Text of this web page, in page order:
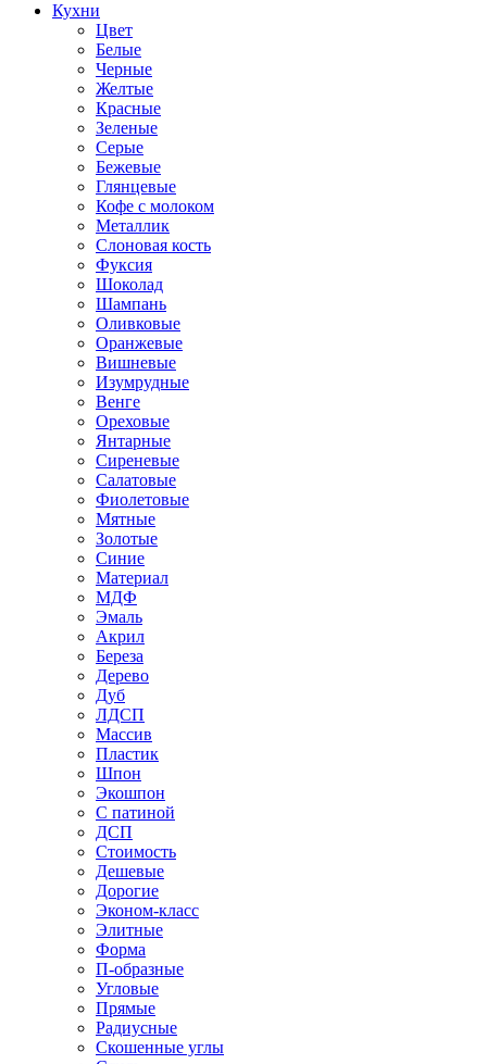
Кухни
Цвет
Белые
Черные
Желтые
Красные
Зеленые
Серые
Бежевые
Глянцевые
Кофе с молоком
Металлик
Слоновая кость
Фуксия
Шоколад
Шампань
Оливковые
Оранжевые
Вишневые
Изумрудные
Венге
Ореховые
Янтарные
Сиреневые
Салатовые
Фиолетовые
Мятные
Золотые
Синие
Материал
МДФ
Эмаль
Акрил
Береза
Дерево
Дуб
ЛДСП
Массив
Пластик
Шпон
Экошпон
С патиной
ДСП
Стоимость
Дешевые
Дорогие
Эконом-класс
Элитные
Форма
П-образные
Угловые
Прямые
Радиусные
Скошенные углы